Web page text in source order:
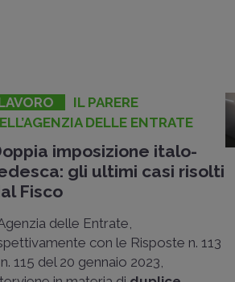
IL PARERE
DELLE ENTRATE
imposizione italo-
gli ultimi casi risolti
Fisco
delle Entrate,
con le Risposte n. 113
115 del 20 gennaio 2023,